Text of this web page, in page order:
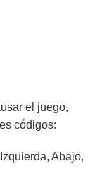
el juego,
códigos:
Abajo,